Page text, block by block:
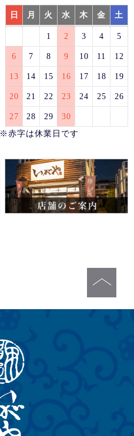
日 月 火 水 木 金 土
1 2 3 4 5
6 7 8 9 10 11 12
13 14 15 16 17 18 19
20 21 22 23 24 25 26
27 28 29
30
※赤字は休業日です